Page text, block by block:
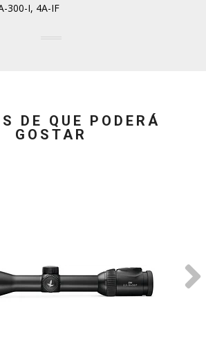
300-I, 4A-IF
DE QUE PODERÁ
GOSTAR